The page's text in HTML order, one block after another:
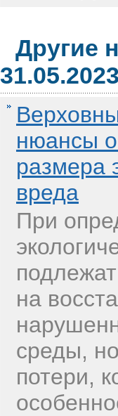
Другие
нюансы
размера
вреда
При
на
среды,
потери,